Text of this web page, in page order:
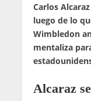
Carlos
luego de lo
Wimbledon
mentaliza
Alcaraz